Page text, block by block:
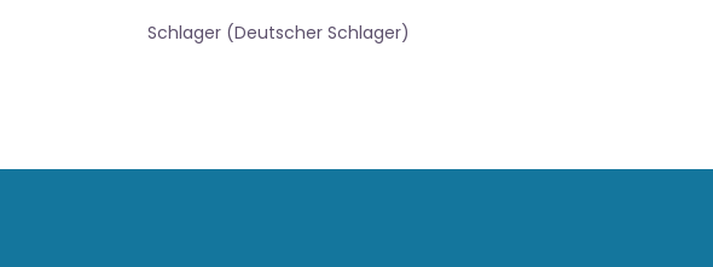
Schlager (Deutscher Schlager)